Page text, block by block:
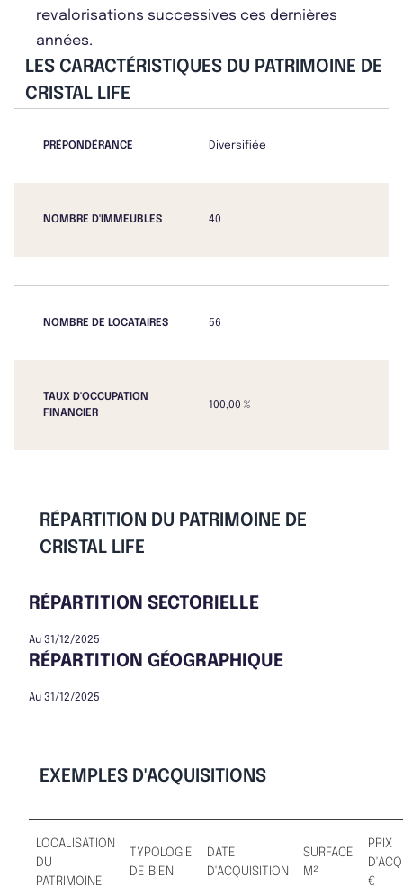
revalorisations successives ces dernières
années.
LES CARACTÉRISTIQUES DU PATRIMOINE DE
CRISTAL LIFE
PRÉPONDÉRANCE Diversifiée
NOMBRE D'IMMEUBLES 40
NOMBRE DE LOCATAIRES 56
TAUX D'OCCUPATION
FINANCIER
100,00 %
RÉPARTITION DU PATRIMOINE DE
CRISTAL LIFE
RÉPARTITION SECTORIELLE
Au 31/12/2025
RÉPARTITION GÉOGRAPHIQUE
Au 31/12/2025
EXEMPLES D'ACQUISITIONS
LOCALISATION
DU
PATRIMOINE
TYPOLOGIE
DE BIEN
DATE
D'ACQUISITION
SURFACE
M²
PRIX
€